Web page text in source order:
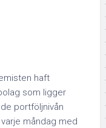
haft
som ligger
portföljnivån
måndag med